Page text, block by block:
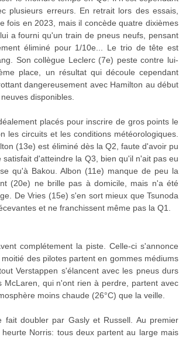
plusieurs erreurs. En retrait lors des essais,
fois en 2023, mais il concède quatre dixièmes
a fourni qu'un train de pneus neufs, pensant
éliminé pour 1/10e... Le trio de tête est
Son collègue Leclerc (7e) peste contre lui-
place, un résultat qui découle cependant
dangereusement avec Hamilton au début
disponibles.
placés pour inscrire de gros points le
les circuits et les conditions météorologiques.
(13e) est éliminé dès la Q2, faute d'avoir pu
d'atteindre la Q3, bien qu'il n'ait pas eu
qu'à Bakou. Albon (11e) manque de peu la
(20e) ne brille pas à domicile, mais n'a été
De Vries (15e) s'en sort mieux que Tsunoda
et ne franchissent même pas la Q1.
complétement la piste. Celle-ci s'annonce
des pilotes partent en gommes médiums
Verstappen s'élancent avec les pneus durs
qui n'ont rien à perdre, partent avec
moins chaude (26°C) que la veille.
fait doubler par Gasly et Russell. Au premier
Norris: tous deux partent au large mais